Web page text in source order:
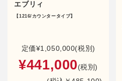
エブリィ
【1216/カウンタータイプ】
定価¥1,050,000(税別)
¥441,000(税別)